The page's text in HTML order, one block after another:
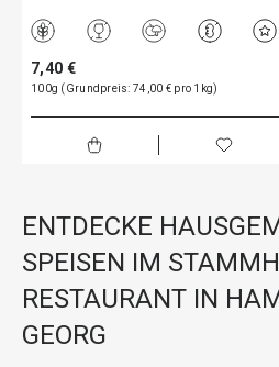
7,40 €
100g (Grundpreis: 74,00 € pro 1kg)
ENTDECKE
SPEISEN IM
RESTAURANT IN
GEORG